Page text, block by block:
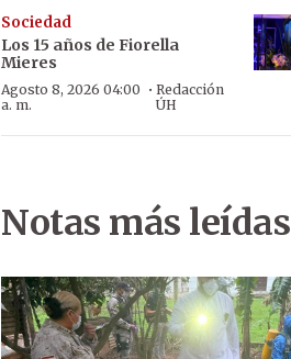
Sociedad
Los 15 años de Fiorella
Mieres
Agosto 8, 2026 04:00
a. m.
· Redacción
ÚH
Notas más leídas